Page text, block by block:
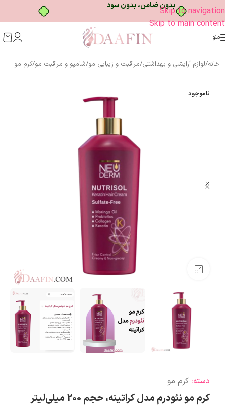
خرید قسطی با ترب‌پیSkip to navigation
Skip to main content
منو
خانه/لوازم آرایشی و بهداشتی/مراقبت و زیبایی مو/شامپو و مراقبت مو/کرم مو
ناموجود
دسته: کرم مو
کرم مو نئودرم مدل کراتینه، حجم 200 میلی‌لیتر